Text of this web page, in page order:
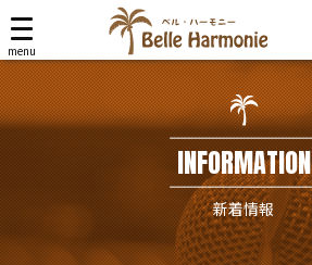
menu
INFORMATION
新着情報